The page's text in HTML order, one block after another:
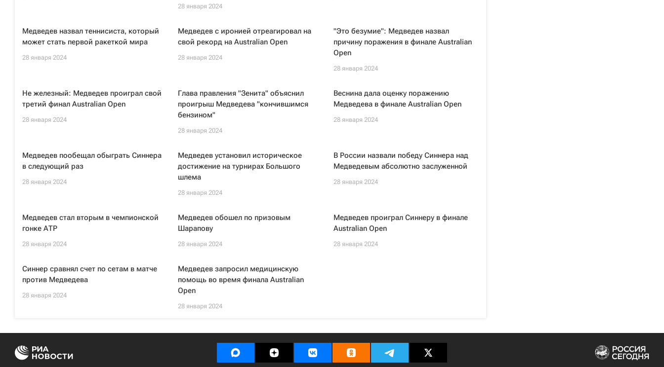
28 января 2024
Медведев назвал теннисиста, который
может стать первой ракеткой мира
28 января 2024
Медведев с иронией отреагировал на
свой рекорд на Australian Open
28 января 2024
"Это безумие": Медведев назвал
причину поражения в финале Australian
Open
28 января 2024
Не железный: Медведев проиграл свой
третий финал Australian Open
28 января 2024
Глава правления "Зенита" объяснил
проигрыш Медведева "кончившимся
бензином"
28 января 2024
Веснина дала оценку поражению
Медведева в финале Australian Open
28 января 2024
Медведев пообещал обыграть Синнера
в следующий раз
28 января 2024
Медведев установил историческое
достижение на турнирах Большого
шлема
28 января 2024
В России назвали победу Синнера над
Медведевым абсолютно заслуженной
28 января 2024
Медведев стал вторым в чемпионской
гонке АТР
28 января 2024
Медведев обошел по призовым
Шарапову
28 января 2024
Медведев проиграл Синнеру в финале
Australian Open
28 января 2024
Синнер сравнял счет по сетам в матче
против Медведева
28 января 2024
Медведев запросил медицинскую
помощь во время финала Australian
Open
28 января 2024